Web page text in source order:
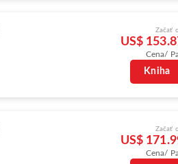
Začať
US$
Cena/
Kniha
Začať
US$
Cena/